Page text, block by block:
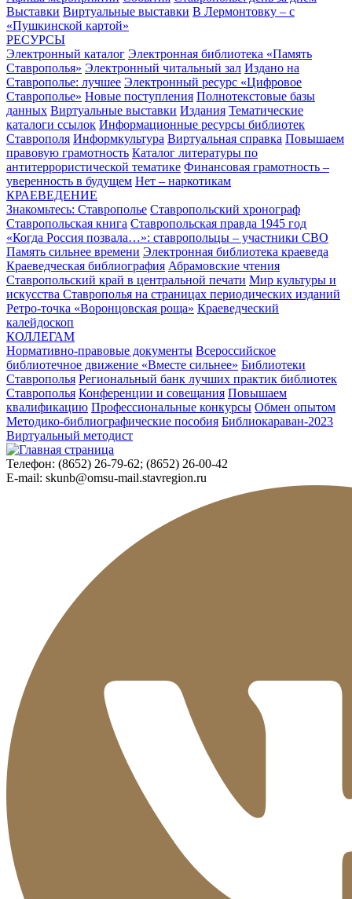
Выставки Виртуальные выставки В Лермонтовку – с
«Пушкинской картой»
РЕСУРСЫ
Электронный каталог Электронная библиотека «Память
Ставрополья» Электронный читальный зал Издано на
Ставрополье: лучшее Электронный ресурс «Цифровое
Ставрополье» Новые поступления Полнотекстовые базы
данных Виртуальные выставки Издания Тематические
каталоги ссылок Информационные ресурсы библиотек
Ставрополя Информкультура Виртуальная справка Повышаем
правовую грамотность Каталог литературы по
антитеррористической тематике Финансовая грамотность –
уверенность в будущем Нет – наркотикам
КРАЕВЕДЕНИЕ
Знакомьтесь: Ставрополье Ставропольский хронограф
Ставропольская книга Ставропольская правда 1945 год
«Когда Россия позвала…»: ставропольцы – участники СВО
Память сильнее времени Электронная библиотека краеведа
Краеведческая библиография Абрамовские чтения
Ставропольский край в центральной печати Мир культуры и
искусства Ставрополья на страницах периодических изданий
Ретро-точка «Воронцовская роща» Краеведческий
калейдоскоп
КОЛЛЕГАМ
Нормативно-правовые документы Всероссийское
библиотечное движение «Вместе сильнее» Библиотеки
Ставрополья Региональный банк лучших практик библиотек
Ставрополья Конференции и совещания Повышаем
квалификацию Профессиональные конкурсы Обмен опытом
Методико-библиографические пособия Библиокараван-2023
Виртуальный методист
Телефон: (8652) 26-79-62; (8652) 26-00-42
E-mail: skunb@omsu-mail.stavregion.ru